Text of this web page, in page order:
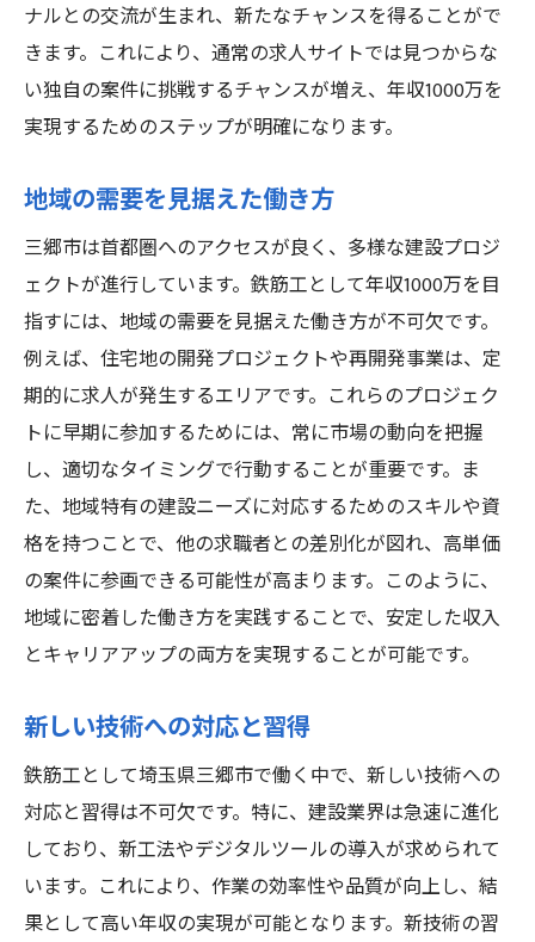
ナルとの交流が生まれ、新たなチャンスを得ることがで
きます。これにより、通常の求人サイトでは見つからな
い独自の案件に挑戦するチャンスが増え、年収1000万を
実現するためのステップが明確になります。
地域の需要を見据えた働き方
三郷市は首都圏へのアクセスが良く、多様な建設プロジ
ェクトが進行しています。鉄筋工として年収1000万を目
指すには、地域の需要を見据えた働き方が不可欠です。
例えば、住宅地の開発プロジェクトや再開発事業は、定
期的に求人が発生するエリアです。これらのプロジェク
トに早期に参加するためには、常に市場の動向を把握
し、適切なタイミングで行動することが重要です。ま
た、地域特有の建設ニーズに対応するためのスキルや資
格を持つことで、他の求職者との差別化が図れ、高単価
の案件に参画できる可能性が高まります。このように、
地域に密着した働き方を実践することで、安定した収入
とキャリアアップの両方を実現することが可能です。
新しい技術への対応と習得
鉄筋工として埼玉県三郷市で働く中で、新しい技術への
対応と習得は不可欠です。特に、建設業界は急速に進化
しており、新工法やデジタルツールの導入が求められて
います。これにより、作業の効率性や品質が向上し、結
果として高い年収の実現が可能となります。新技術の習